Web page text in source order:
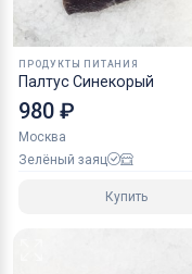
ПРОДУКТЫ ПИТАНИЯ
Палтус Синекорый
980 ₽
Москва
Зелёный заяц
Купить